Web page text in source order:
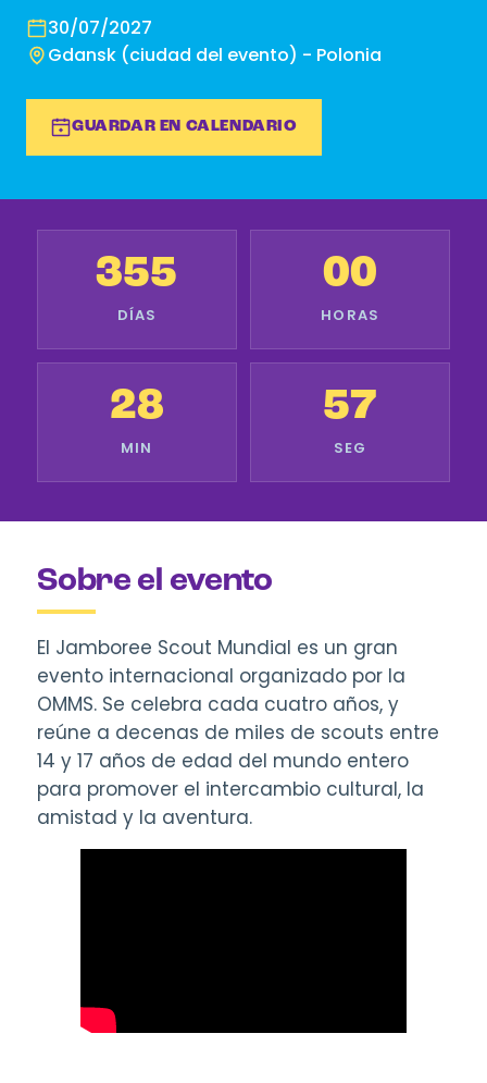
30/07/2027
Gdansk (ciudad del evento) - Polonia
GUARDAR EN CALENDARIO
355
DÍAS
00
HORAS
28
MIN
56
SEG
Sobre el evento
El Jamboree Scout Mundial es un gran
evento internacional organizado por la
OMMS. Se celebra cada cuatro años, y
reúne a decenas de miles de scouts entre
14 y 17 años de edad del mundo entero
para promover el intercambio cultural, la
amistad y la aventura.